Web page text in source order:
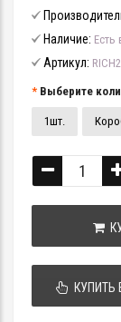
Наличие: Есть
Артикул:
Выберите
1шт.
КУПИТЬ